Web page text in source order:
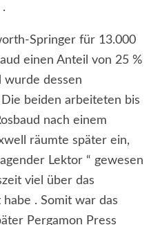
Springer für 13.000
einen Anteil von 25 %
wurde dessen
beiden arbeiteten bis
nach einem
räumte später ein,
Lektor “ gewesen
viel über das
. Somit war das
Pergamon Press